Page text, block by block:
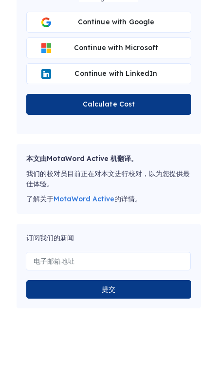
Continue with Google
Continue with Microsoft
Continue with LinkedIn
Calculate Cost
本文由MotaWord Active 机翻译。
我们的校对员目前正在对本文进行校对，以为您提供最
佳体验。
了解关于MotaWord Active的详情。
订阅我们的新闻
提交